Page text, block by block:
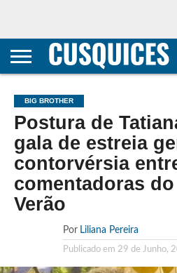
CONTACTOS
HOME
POLÍTICA DE
E COOKIES
SOBRE
TERMOS E
TRANSPARÊNCIA
METODOLOGIA
BIG BROTHER
Postura de
gala de estreia
contorvérsia
comentadoras
Verão
Por Liliana Pereira
Publicado em 29 de Junho,